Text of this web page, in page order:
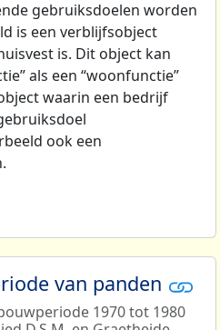
gebruiksdoelen worden
is een verblijfsobject
is. Dit object kan
als een “woonfunctie”
waarin een bedrijf
ook een
van panden
1970 tot 1980